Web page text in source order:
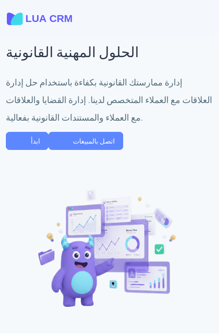
الحلول المهنية القانونية
إدارة ممارستك القانونية بكفاءة باستخدام حل إدارة
العلاقات مع العملاء المتخصص لدينا. إدارة القضايا والعلاقات
مع العملاء والمستندات القانونية بفعالية.
ابدأ اتصل بالمبيعات